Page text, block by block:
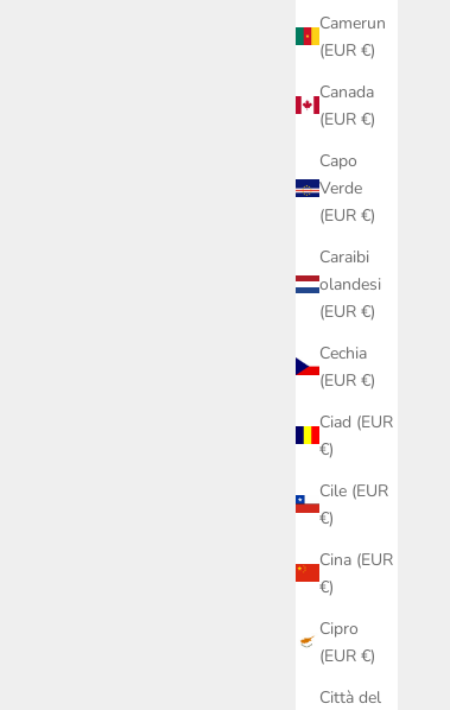
Camerun
(EUR €)
Canada
(EUR €)
Capo
Verde
(EUR €)
Caraibi
olandesi
(EUR €)
Cechia
(EUR €)
Ciad (EUR
€)
Cile (EUR
€)
Cina (EUR
€)
Cipro
(EUR €)
Città del